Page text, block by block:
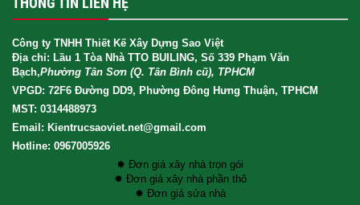
Công ty TNHH Thiết Kế Xây Dựng Sao Việt
Địa chỉ: Lầu 1 Tòa Nhà TTO BUILING, Số 339 Phạm Văn
Bạch,Phường Tân Sơn (Q. Tân Bình cũ), TPHCM
VPGD: 72F6 Đường DD9, Phường Đông Hưng Thuận, TPHCM
MST: 0314488973
Email: Kientrucsaoviet.net@gmail.com
Hotline: 0967005926
✸ Đơn giá xây nhà trọn gói
✸ Đơn giá xây nhà phần thô
✸ Đơn giá sửa nhà